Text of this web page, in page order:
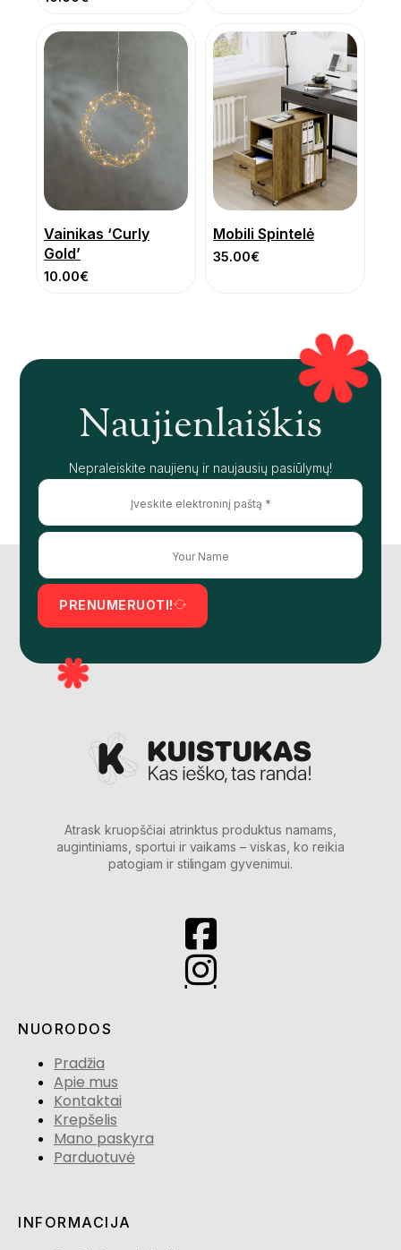
Vainikas ‘Curly
Gold’
10.00€
Mobili Spintelė
35.00€
Naujienlaiškis
Nepraleiskite naujienų ir naujausių pasiūlymų!
PRENUMERUOTI!
Atrask kruopščiai atrinktus produktus namams,
augintiniams, sportui ir vaikams – viskas, ko reikia
patogiam ir stilingam gyvenimui.
NUORODOS
Pradžia
Apie mus
Kontaktai
Krepšelis
Mano paskyra
Parduotuvė
INFORMACIJA